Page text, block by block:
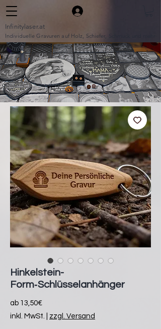
Infinitylaser.at
Individuelle Gravuren auf Holz, Schiefer, Schmuck und mehr
Hinkelstein-
Form‑Schlüsselanhänger
ab 13,50€Sale-
Preis
inkl. MwSt. zzgl. Versand